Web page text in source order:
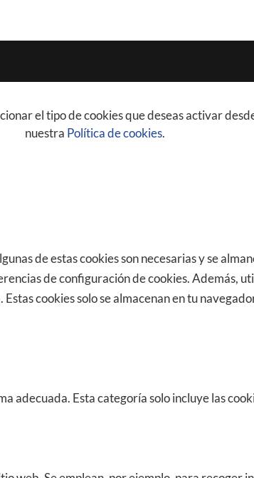
el tipo de cookies que deseas activar
nuestra Política de cookies.
de estas cookies son necesarias y se
de configuración de cookies. Además,
cookies solo se almacenan en tu
adecuada. Esta categoría solo incluye las